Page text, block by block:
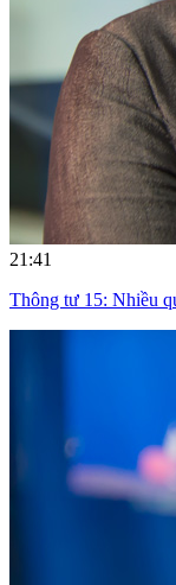
21:41
Thông tư 15: Nhiều